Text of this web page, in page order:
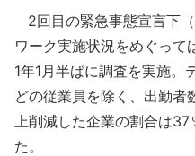
2回目の緊急事態宣言下
ワーク実施状況をめぐっ
1年1月半ばに調査を実施。
どの従業員を除く、出勤者
上削減した企業の割合は
た。